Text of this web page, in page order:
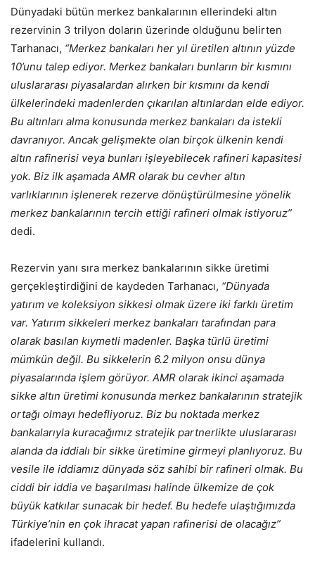
Dünyadaki bütün merkez bankalarının ellerindeki altın
rezervinin 3 trilyon doların üzerinde olduğunu belirten
Tarhanacı, “Merkez bankaları her yıl üretilen altının yüzde
10’unu talep ediyor. Merkez bankaları bunların bir kısmını
uluslararası piyasalardan alırken bir kısmını da kendi
ülkelerindeki madenlerden çıkarılan altınlardan elde ediyor.
Bu altınları alma konusunda merkez bankaları da istekli
davranıyor. Ancak gelişmekte olan birçok ülkenin kendi
altın rafinerisi veya bunları işleyebilecek rafineri kapasitesi
yok. Biz ilk aşamada AMR olarak bu cevher altın
varlıklarının işlenerek rezerve dönüştürülmesine yönelik
merkez bankalarının tercih ettiği rafineri olmak istiyoruz”
dedi.
Rezervin yanı sıra merkez bankalarının sikke üretimi
gerçekleştirdiğini de kaydeden Tarhanacı, “Dünyada
yatırım ve koleksiyon sikkesi olmak üzere iki farklı üretim
var. Yatırım sikkeleri merkez bankaları tarafından para
olarak basılan kıymetli madenler. Başka türlü üretimi
mümkün değil. Bu sikkelerin 6.2 milyon onsu dünya
piyasalarında işlem görüyor. AMR olarak ikinci aşamada
sikke altın üretimi konusunda merkez bankalarının stratejik
ortağı olmayı hedefliyoruz. Biz bu noktada merkez
bankalarıyla kuracağımız stratejik partnerlikte uluslararası
alanda da iddialı bir sikke üretimine girmeyi planlıyoruz. Bu
vesile ile iddiamız dünyada söz sahibi bir rafineri olmak. Bu
ciddi bir iddia ve başarılması halinde ülkemize de çok
büyük katkılar sunacak bir hedef. Bu hedefe ulaştığımızda
Türkiye’nin en çok ihracat yapan rafinerisi de olacağız”
ifadelerini kullandı.